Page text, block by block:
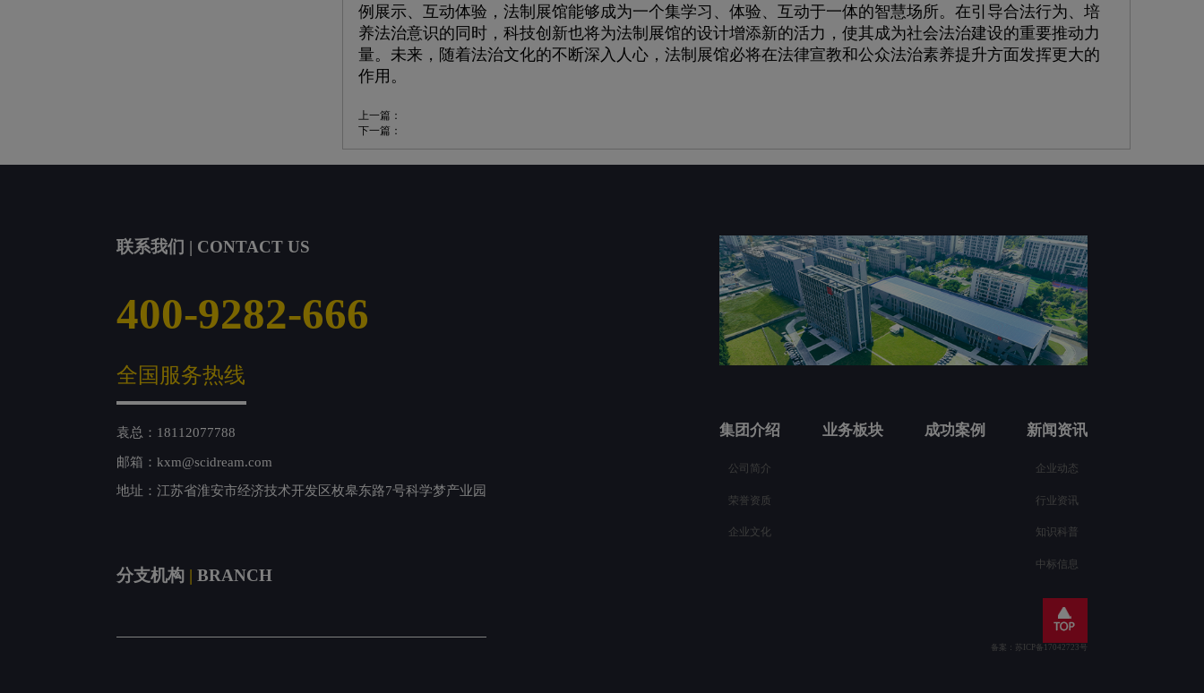
例展示、互动体验，法制展馆能够成为一个集学习、体验、互动于一体的智慧场所。在引导合法行为、培
养法治意识的同时，科技创新也将为法制展馆的设计增添新的活力，使其成为社会法治建设的重要推动力
量。未来，随着法治文化的不断深入人心，法制展馆必将在法律宣教和公众法治素养提升方面发挥更大的
作用。
上一篇：
下一篇：
联系我们 | CONTACT US
400-9282-666
全国服务热线
袁总：18112077788
邮箱：kxm@scidream.com
地址：江苏省淮安市经济技术开发区枚皋东路7号科学梦产业园
分支机构 | BRANCH
集团介绍
公司简介
荣誉资质
企业文化
业务板块 成功案例 新闻资讯
企业动态
行业资讯
知识科普
中标信息
备案：苏ICP备17042723号